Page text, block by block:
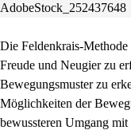
AdobeStock_252437648
Die Feldenkrais-
Freude und Neugier zu
Bewegungsmuster zu
Möglichkeiten der
bewussteren Umgang